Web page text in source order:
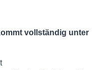
vollständig unter